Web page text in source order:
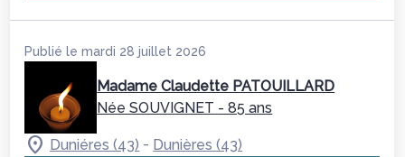
Publié le mardi 28 juillet 2026
Madame Claudette PATOUILLARD
Née SOUVIGNET - 85 ans
Duniéres (43) - Dunières (43)